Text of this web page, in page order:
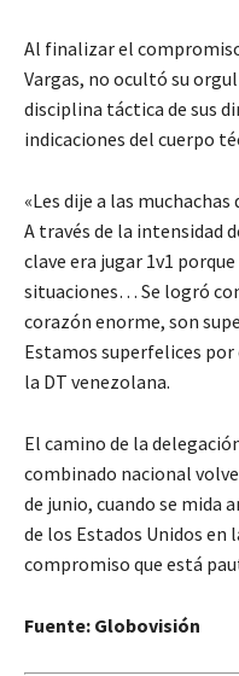
Al finalizar el
Vargas, no ocultó su
disciplina táctica de sus
indicaciones del cuerpo
«Les dije a las
A través de la intensidad
clave era jugar 1v1
situaciones… Se logró
corazón enorme, son
Estamos superfelices
la DT venezolana.
El camino de la
combinado nacional
de junio, cuando se mida
de los Estados Unidos en
compromiso que está
Fuente: Globovisión